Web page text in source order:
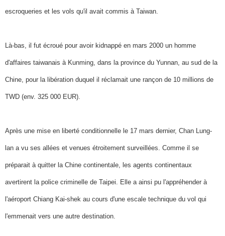
escroqueries et les vols qu'il avait commis à Taiwan.
Là-bas, il fut écroué pour avoir kidnappé en mars 2000 un homme
d'affaires taiwanais à Kunming, dans la province du Yunnan, au sud de la
Chine, pour la libération duquel il réclamait une rançon de 10 millions de
TWD (env. 325 000 EUR).
Après une mise en liberté conditionnelle le 17 mars dernier, Chan Lung-
lan a vu ses allées et venues étroitement surveillées. Comme il se
préparait à quitter la Chine continentale, les agents continentaux
avertirent la police criminelle de Taipei. Elle a ainsi pu l'appréhender à
l'aéroport Chiang Kai-shek au cours d'une escale technique du vol qui
l'emmenait vers une autre destination.